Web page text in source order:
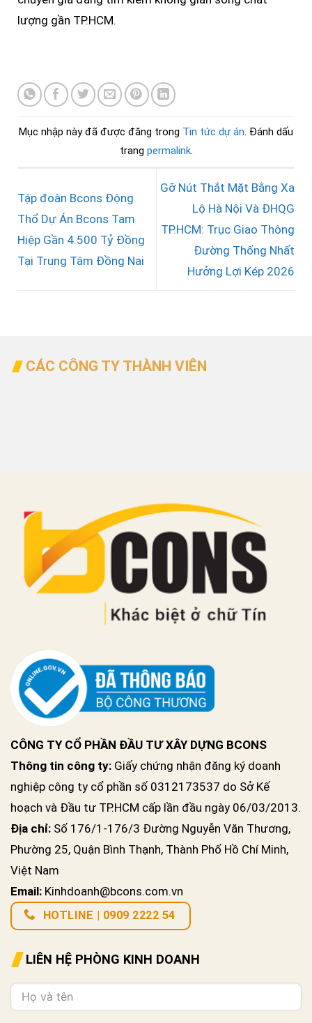
lượng gần TP.HCM.
Mục nhập này đã được đăng trong Tin tức dự án. Đánh dấu
trang permalink.
Tập đoàn Bcons Động
Thổ Dự Án Bcons Tam
Hiệp Gần 4.500 Tỷ Đồng
Tại Trung Tâm Đồng Nai
Gỡ Nút Thắt Mặt Bằng Xa
Lộ Hà Nội Và ĐHQG
TP.HCM: Trục Giao Thông
Đường Thống Nhất
Hưởng Lợi Kép 2026
CÁC CÔNG TY THÀNH VIÊN
CÔNG TY CỔ PHẦN ĐẦU TƯ XÂY DỰNG BCONS
Thông tin công ty: Giấy chứng nhận đăng ký doanh
nghiệp công ty cổ phần số 0312173537 do Sở Kế
hoạch và Đầu tư TP.HCM cấp lần đầu ngày 06/03/2013.
Địa chỉ: Số 176/1-176/3 Đường Nguyễn Văn Thương,
Phường 25, Quận Bình Thạnh, Thành Phố Hồ Chí Minh,
Việt Nam
Email: Kinhdoanh@bcons.com.vn
HOTLINE | 0909 2222 54
LIÊN HỆ PHÒNG KINH DOANH